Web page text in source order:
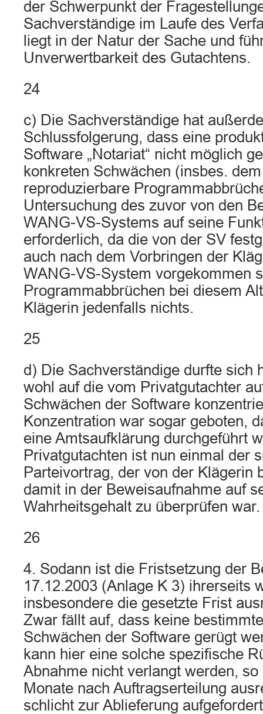
der Schwerpunkt der
Sachverständige im Laufe des
liegt in der Natur der Sache und
Unverwertbarkeit des Gutachtens.
24
c) Die Sachverständige hat
Schlussfolgerung, dass eine
Software „Notariat“ nicht möglich
konkreten Schwächen (insbes.
reproduzierbare
Untersuchung des zuvor von den
WANG-VS-Systems auf seine
erforderlich, da die von der SV
auch nach dem Vorbringen der
WANG-VS-System vorgekommen
Programmabbrüchen bei diesem
Klägerin jedenfalls nichts.
25
d) Die Sachverständige durfte sich
wohl auf die vom Privatgutachter
Schwächen der Software
Konzentration war sogar geboten,
eine Amtsaufklärung durchgeführt
Privatgutachten ist nun einmal der
Parteivortrag, der von der Klägerin
damit in der Beweisaufnahme auf
Wahrheitsgehalt zu überprüfen war.
26
4. Sodann ist die Fristsetzung der
17.12.2003 (Anlage K 3) ihrerseits
insbesondere die gesetzte Frist
Zwar fällt auf, dass keine
Schwächen der Software gerügt
kann hier eine solche spezifische
Abnahme nicht verlangt werden,
Monate nach Auftragserteilung
schlicht zur Ablieferung